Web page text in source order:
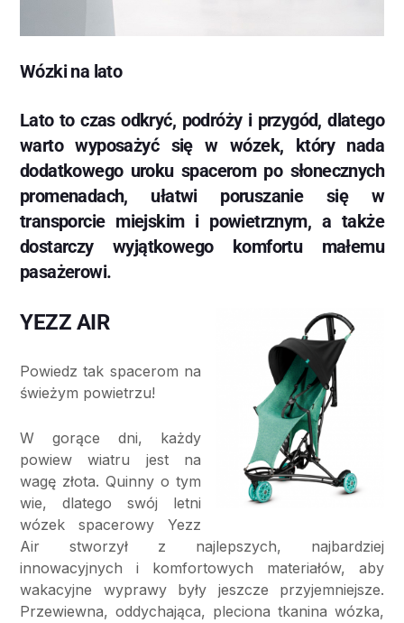
Wózki na lato
Lato to czas odkryć, podróży i przygód, dlatego
warto wyposażyć się w wózek, który nada
dodatkowego uroku spacerom po słonecznych
promenadach, ułatwi poruszanie się w
transporcie miejskim i powietrznym, a także
dostarczy wyjątkowego komfortu małemu
pasażerowi.
YEZZ AIR
Powiedz tak spacerom na
świeżym powietrzu!
W gorące dni, każdy
powiew wiatru jest na
wagę złota. Quinny o tym
wie, dlatego swój letni
wózek spacerowy Yezz
Air stworzył z najlepszych, najbardziej
innowacyjnych i komfortowych materiałów, aby
wakacyjne wyprawy były jeszcze przyjemniejsze.
Przewiewna, oddychająca, pleciona tkanina wózka,